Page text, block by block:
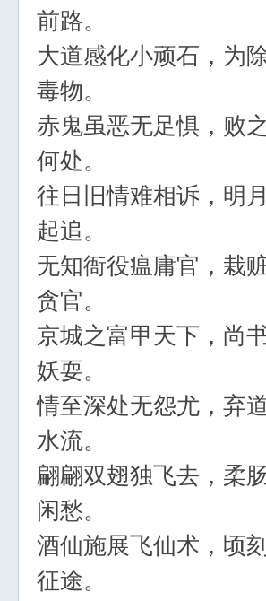
前路。
大道感化小顽石，为
毒物。
赤鬼虽恶无足惧，败
何处。
往日旧情难相诉，明
起追。
无知衙役瘟庸官，栽
贪官。
京城之富甲天下，尚
妖耍。
情至深处无怨尤，弃
水流。
翩翩双翅独飞去，柔
闲愁。
酒仙施展飞仙术，顷
征途。